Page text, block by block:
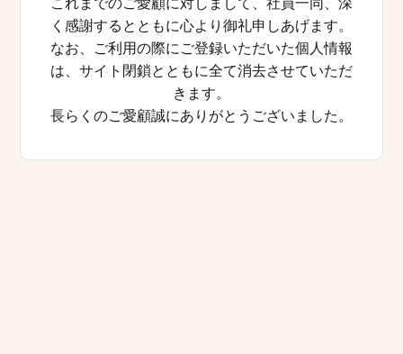
これまでのご愛顧に対しまして、社員一同、深
く感謝するとともに心より御礼申しあげます。
なお、ご利用の際にご登録いただいた個人情報
は、サイト閉鎖とともに全て消去させていただ
きます。
長らくのご愛顧誠にありがとうございました。